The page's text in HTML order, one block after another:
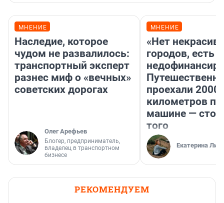
МНЕНИЕ
Наследие, которое
чудом не развалилось:
транспортный эксперт
разнес миф о «вечных»
советских дорогах
Олег Арефьев
Блогер, предприниматель,
владелец в транспортном
бизнесе
МНЕНИЕ
«Нет
городов, есть
проехали 2000
километров по
машине —
того
Екатерина
РЕКОМЕНДУЕМ